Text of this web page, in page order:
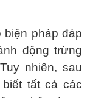
biện pháp đáp
động trừng
nhiên, sau
tất cả các